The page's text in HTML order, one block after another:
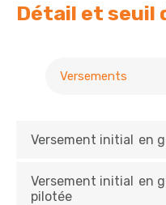
Détail et seuil
Versements
Versement initial en
Versement initial en
pilotée